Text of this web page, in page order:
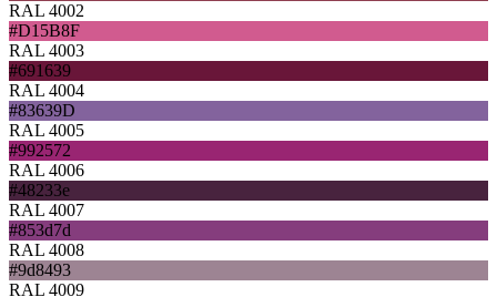
RAL 4002
#D15B8F
RAL 4003
#691639
RAL 4004
#83639D
RAL 4005
#992572
RAL 4006
#48233e
RAL 4007
#853d7d
RAL 4008
#9d8493
RAL 4009